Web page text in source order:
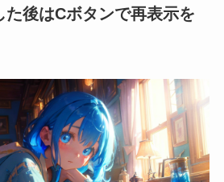
た後はCボタンで再表示を